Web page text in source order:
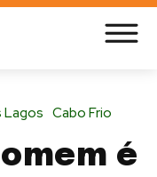
Lagos Cabo Frio
é